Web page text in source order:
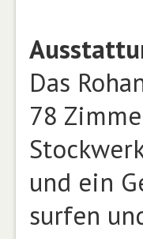
Das
78
und ein
surfen